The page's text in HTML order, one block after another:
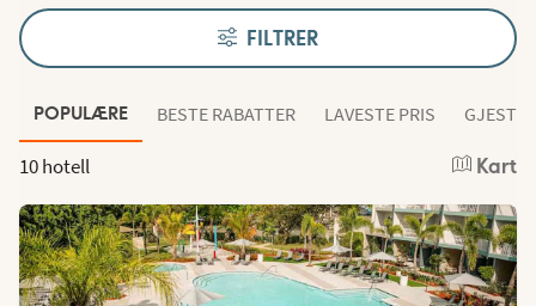
FILTRER
POPULÆRE BESTE RABATTER LAVESTE PRIS
10 hotell Kart